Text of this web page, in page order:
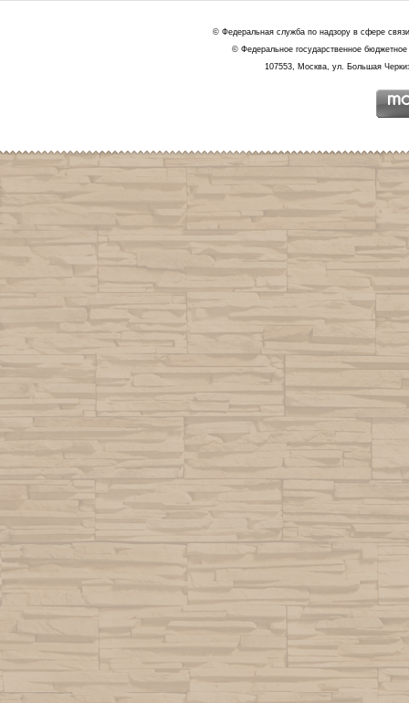
© Федеральная служба по надзору в сфере
© Федеральное государственное
107553, Москва, ул. Большая